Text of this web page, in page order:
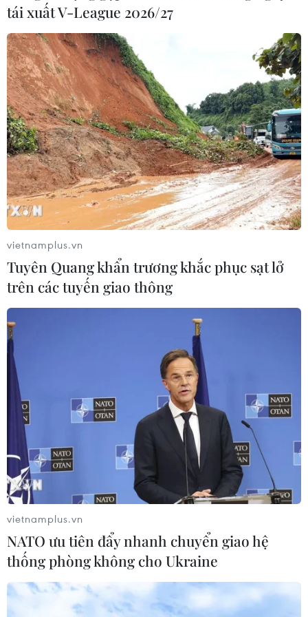
tái xuất V-League 2026/27
vietnamplus.vn
Tuyên Quang khẩn trương khắc phục sạt lở
trên các tuyến giao thông
vietnamplus.vn
NATO ưu tiên đẩy nhanh chuyển giao hệ
thống phòng không cho Ukraine